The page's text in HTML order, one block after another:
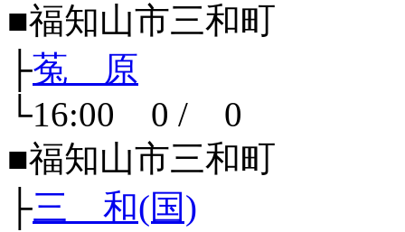
■福知山市三和町
├菟 原
└16:00 0 / 0
■福知山市三和町
├三 和(国)